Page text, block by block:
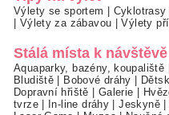
Výlety se sportem Cyklotrasy
Výlety za zábavou |Výlety
Stálá místa k návštěvě
Aquaparky, bazény, koupaliště
Bludiště
Bobové dráhy
Dopravní hřiště
Galerie
tvrze| In-line dráhy |Jeskyně|